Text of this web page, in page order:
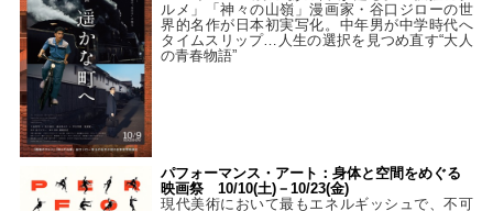
ルメ」「神々の山嶺」漫画家・谷口ジローの世
界的名作が日本初実写化。中年男が中学時代へ
タイムスリップ…人生の選択を見つめ直す“大人
の青春物語”
パフォーマンス・アート：身体と空間をめぐる
映画祭 10/10(土)－10/23(金)
現代美術において最もエネルギッシュで、不可